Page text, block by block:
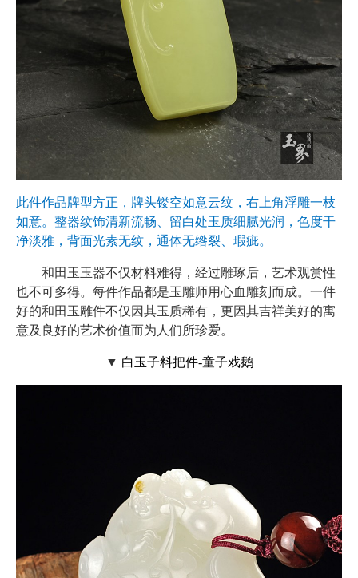
此件作品牌型方正，牌头镂空如意云纹，右上角浮雕一枝
如意。整器纹饰清新流畅、留白处玉质细腻光润，色度干
净淡雅，背面光素无纹，通体无绺裂、瑕疵。
和田玉玉器不仅材料难得，经过雕琢后，艺术观赏性
也不可多得。每件作品都是玉雕师用心血雕刻而成。一件
好的和田玉雕件不仅因其玉质稀有，更因其吉祥美好的寓
意及良好的艺术价值而为人们所珍爱。
▼ 白玉子料把件-童子戏鹅